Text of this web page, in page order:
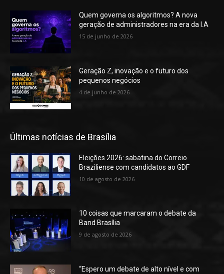
Quem governa os algoritmos? A nova
geração de administradores na era da I.A
15 de junho de 2026
Geração Z, inovação e o futuro dos
pequenos negócios
4 de junho de 2026
Últimas notícias de Brasília
Eleições 2026: sabatina do Correio
Braziliense com candidatos ao GDF
10 de agosto de 2026
10 coisas que marcaram o debate da
Band Brasília
9 de agosto de 2026
“Espero um debate de alto nível e com